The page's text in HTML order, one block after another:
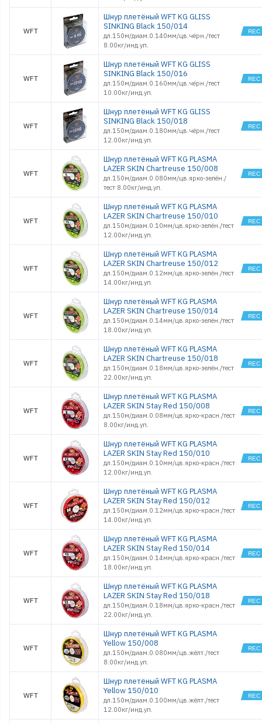
WFT
Шнур плетёный WFT KG GLISS
SINKING Black 150/014
дл.150м/диам.0.140мм/цв.чёрн./тест
8.00кг/инд.уп.
WFT
Шнур плетёный WFT KG GLISS
SINKING Black 150/016
дл.150м/диам.0.160мм/цв.чёрн./тест
10.00кг/инд.уп.
WFT
Шнур плетёный WFT KG GLISS
SINKING Black 150/018
дл.150м/диам.0.180мм/цв.чёрн./тест
12.00кг/инд.уп.
WFT
Шнур плетёный WFT KG PLASMA
LAZER SKIN Chartreuse 150/008
дл.150м/диам.0.080мм/цв.ярко-зелён./
тест 8.00кг/инд.уп.
WFT
Шнур плетёный WFT KG PLASMA
LAZER SKIN Chartreuse 150/010
дл.150м/диам.0.10мм/цв.ярко-зелён./тест
12.00кг/инд.уп.
WFT
Шнур плетёный WFT KG PLASMA
LAZER SKIN Chartreuse 150/012
дл.150м/диам.0.12мм/цв.ярко-зелён./тест
14.00кг/инд.уп.
WFT
Шнур плетёный WFT KG PLASMA
LAZER SKIN Chartreuse 150/014
дл.150м/диам.0.14мм/цв.ярко-зелён./тест
18.00кг/инд.уп.
WFT
Шнур плетёный WFT KG PLASMA
LAZER SKIN Chartreuse 150/018
дл.150м/диам.0.18мм/цв.ярко-зелён./тест
22.00кг/инд.уп.
WFT
Шнур плетёный WFT KG PLASMA
LAZER SKIN Stay Red 150/008
дл.150м/диам.0.08мм/цв.ярко-красн./тест
8.00кг/инд.уп.
WFT
Шнур плетёный WFT KG PLASMA
LAZER SKIN Stay Red 150/010
дл.150м/диам.0.10мм/цв.ярко-красн./тест
12.00кг/инд.уп.
WFT
Шнур плетёный WFT KG PLASMA
LAZER SKIN Stay Red 150/012
дл.150м/диам.0.12мм/цв.ярко-красн./тест
14.00кг/инд.уп.
WFT
Шнур плетёный WFT KG PLASMA
LAZER SKIN Stay Red 150/014
дл.150м/диам.0.14мм/цв.ярко-красн./тест
18.00кг/инд.уп.
WFT
Шнур плетёный WFT KG PLASMA
LAZER SKIN Stay Red 150/018
дл.150м/диам.0.18мм/цв.ярко-красн./тест
22.00кг/инд.уп.
WFT
Шнур плетёный WFT KG PLASMA
Yellow 150/008
дл.150м/диам.0.080мм/цв.жёлт./тест
8.00кг/инд.уп.
WFT
Шнур плетёный WFT KG PLASMA
Yellow 150/010
дл.150м/диам.0.100мм/цв.жёлт./тест
12.00кг/инд.уп.